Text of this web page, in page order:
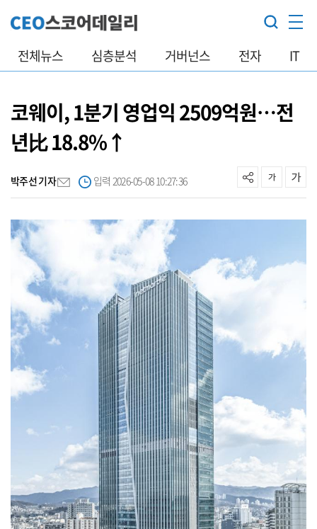
전체뉴스 심층분석 거버넌스 전자 IT
코웨이, 1분기 영업익 2509억원…전
년比 18.8%↑
박주선 기자 입력 2026-05-08 10:27:36